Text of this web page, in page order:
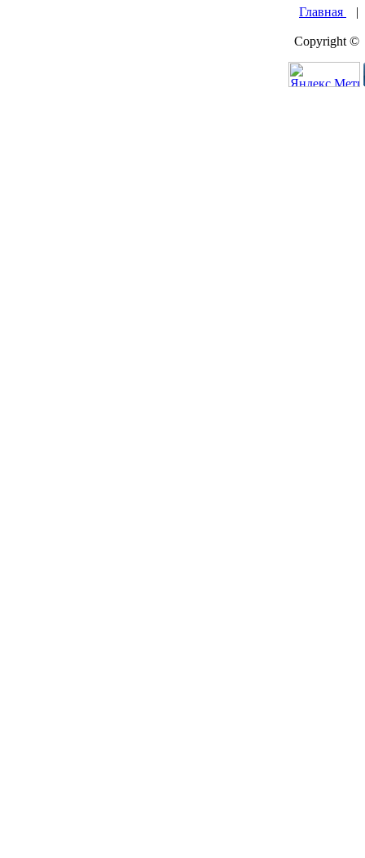
Главная
Copyright ©